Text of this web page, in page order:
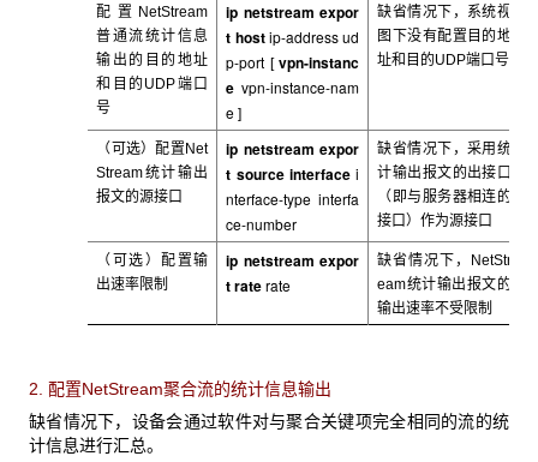
配置NetStream
普通流统计信息
输出的目的地址
和目的UDP端口
号
ip netstream expor
t host ip-address ud
p-port [ vpn-instanc
e vpn-instance-nam
e]
缺省情况下，系统视
图下没有配置目的地
址和目的UDP端口号
（可选）配置Net
Stream统计输出
报文的源接口
ip netstream expor
t source interface i
nterface-type interfa
ce-number
缺省情况下，采用统
计输出报文的出接口
（即与服务器相连的
接口）作为源接口
（可选）配置输
出速率限制
ip netstream expor
t raterate
缺省情况下，NetStr
eam统计输出报文的
输出速率不受限制
2. 配置NetStream聚合流的统计信息输出
缺省情况下，设备会通过软件对与聚合关键项完全相同的流的统
计信息进行汇总。